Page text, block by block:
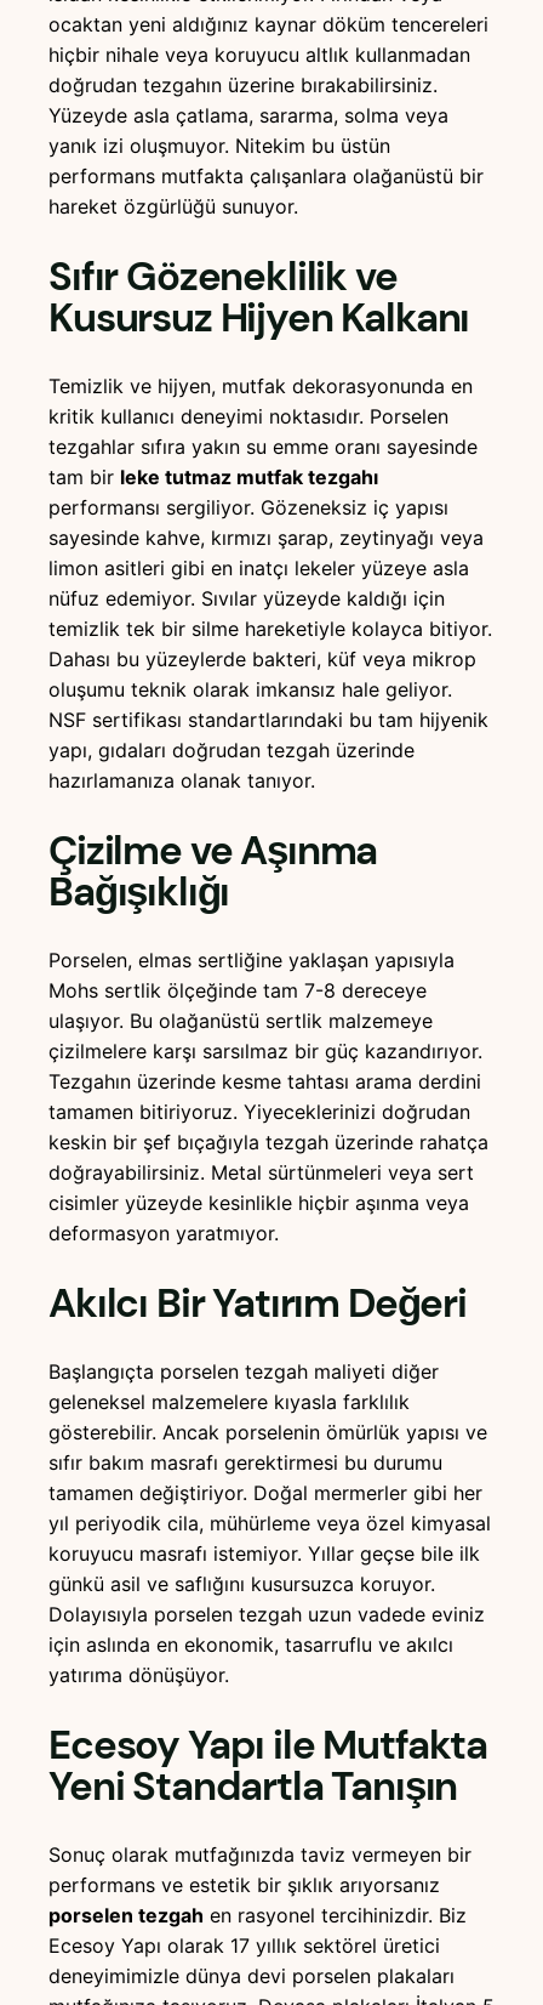
ocaktan yeni aldığınız kaynar döküm tencereleri
hiçbir nihale veya koruyucu altlık kullanmadan
doğrudan tezgahın üzerine bırakabilirsiniz.
Yüzeyde asla çatlama, sararma, solma veya
yanık izi oluşmuyor. Nitekim bu üstün
performans mutfakta çalışanlara olağanüstü bir
hareket özgürlüğü sunuyor.
Sıfır Gözeneklilik ve
Kusursuz Hijyen Kalkanı
Temizlik ve hijyen, mutfak dekorasyonunda en
kritik kullanıcı deneyimi noktasıdır. Porselen
tezgahlar sıfıra yakın su emme oranı sayesinde
tam bir leke tutmaz mutfak tezgahı
performansı sergiliyor. Gözeneksiz iç yapısı
sayesinde kahve, kırmızı şarap, zeytinyağı veya
limon asitleri gibi en inatçı lekeler yüzeye asla
nüfuz edemiyor. Sıvılar yüzeyde kaldığı için
temizlik tek bir silme hareketiyle kolayca bitiyor.
Dahası bu yüzeylerde bakteri, küf veya mikrop
oluşumu teknik olarak imkansız hale geliyor.
NSF sertifikası standartlarındaki bu tam hijyenik
yapı, gıdaları doğrudan tezgah üzerinde
hazırlamanıza olanak tanıyor.
Çizilme ve Aşınma
Bağışıklığı
Porselen, elmas sertliğine yaklaşan yapısıyla
Mohs sertlik ölçeğinde tam 7-8 dereceye
ulaşıyor. Bu olağanüstü sertlik malzemeye
çizilmelere karşı sarsılmaz bir güç kazandırıyor.
Tezgahın üzerinde kesme tahtası arama derdini
tamamen bitiriyoruz. Yiyeceklerinizi doğrudan
keskin bir şef bıçağıyla tezgah üzerinde rahatça
doğrayabilirsiniz. Metal sürtünmeleri veya sert
cisimler yüzeyde kesinlikle hiçbir aşınma veya
deformasyon yaratmıyor.
Akılcı Bir Yatırım Değeri
Başlangıçta porselen tezgah maliyeti diğer
geleneksel malzemelere kıyasla farklılık
gösterebilir. Ancak porselenin ömürlük yapısı ve
sıfır bakım masrafı gerektirmesi bu durumu
tamamen değiştiriyor. Doğal mermerler gibi her
yıl periyodik cila, mühürleme veya özel kimyasal
koruyucu masrafı istemiyor. Yıllar geçse bile ilk
günkü asil ve saflığını kusursuzca koruyor.
Dolayısıyla porselen tezgah uzun vadede eviniz
için aslında en ekonomik, tasarruflu ve akılcı
yatırıma dönüşüyor.
Ecesoy Yapı ile Mutfakta
Yeni Standartla Tanışın
Sonuç olarak mutfağınızda taviz vermeyen bir
performans ve estetik bir şıklık arıyorsanız
porselen tezgah en rasyonel tercihinizdir. Biz
Ecesoy Yapı olarak 17 yıllık sektörel üretici
deneyimimizle dünya devi porselen plakaları